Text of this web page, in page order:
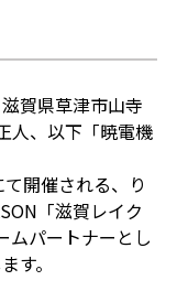
賀県草津市山寺
人、以下「暁電機
開催される、り
「滋賀レイク
ムパートナーとし
す。